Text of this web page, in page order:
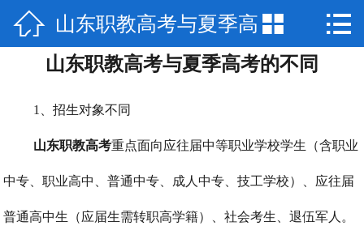
 网站首页
儒孟简介
就业项目
集团风采
 山东职教高考与夏季高
考的不同
 
山东职教高考与夏季高考的不同
1、招生对象不同
山东职教高考重点面向应往届中等职业学校学生（含职业
中专、职业高中、普通中专、成人中专、技工学校）、应往届
普通高中生（应届生需转职高学籍）、社会考生、退伍军人。